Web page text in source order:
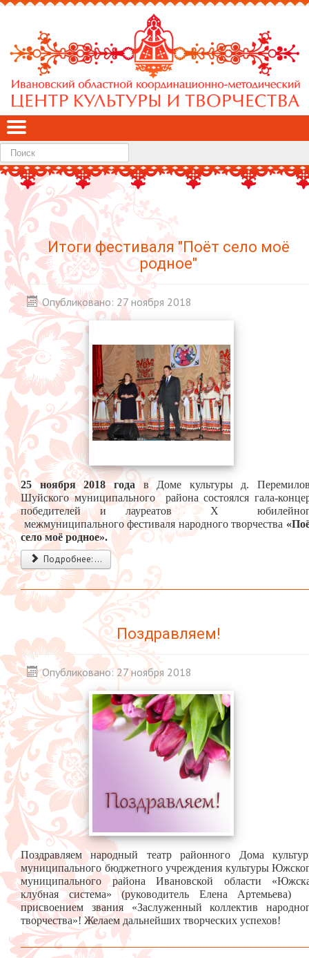
Найти
Итоги фестиваля "Поёт село моё
родное"
Опубликовано: 27 ноября 2018
25 ноября 2018 годав Доме культуры д.
Шуйского муниципального района состоялся гала-
победителей и лауреатов Х
межмуниципального фестиваля народного творчества
село моё родное».
Подробнее: ...
Поздравляем!
Опубликовано: 27 ноября 2018
Поздравляем народный театр районного Дома
муниципального бюджетного учреждения культуры
муниципального района Ивановской области
клубная система» (руководитель Елена Артемьева)
присвоением звания «Заслуженный коллектив
творчества»! Желаем дальнейших творческих успехов!